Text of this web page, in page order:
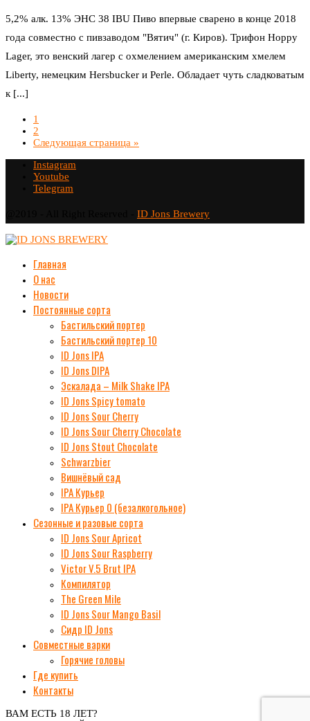
5,2% алк. 13% ЭНС 38 IBU Пиво впервые сварено в конце 2018
года совместно с пивзаводом "Вятич" (г. Киров). Трифон Hoppy
Lager, это венский лагер с охмелением американским хмелем
Liberty, немецким Hersbucker и Perle. Обладает чуть сладковатым
к [...]
1
2
Следующая страница »
Instagram
Youtube
Telegram
ID Jons Brewery
Главная
О нас
Новости
Постоянные сорта
Бастильский портер
Бастильский портер 10
ID Jons IPA
ID Jons DIPA
Эскалада – Milk Shake IPA
ID Jons Spicy tomato
ID Jons Sour Cherry
ID Jons Sour Cherry Chocolate
ID Jons Stout Chocolate
Schwarzbier
Вишнёвый сад
IPA Курьер
IPA Курьер 0 (безалкогольное)
Сезонные и разовые сорта
ID Jons Sour Аpricot
ID Jons Sour Raspberry
Victor V.5 Brut IPA
Компилятор
The Green Mile
ID Jons Sour Мango Basil
Сидр ID Jons
Совместные варки
Горячие головы
Где купить
Контакты
ВАМ ЕСТЬ 18 ЛЕТ?